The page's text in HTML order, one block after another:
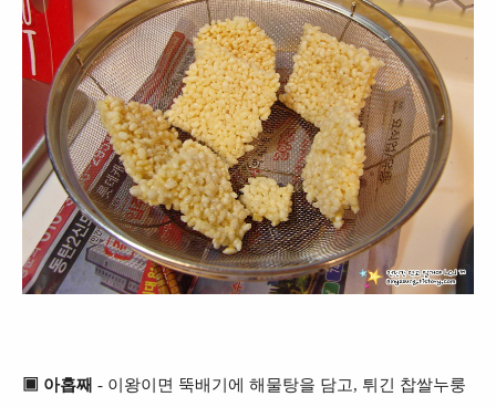
▣ 아홉째 - 이왕이면 뚝배기에 해물탕을 담고, 튀긴 찹쌀누룽